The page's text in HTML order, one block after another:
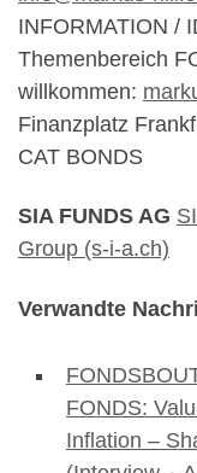
INFORMATION /
Themenbereich
willkommen:
Finanzplatz
CAT BONDS
SIA FUNDS AG
Group (s-i-a.ch)
Verwandte
FONDS:
Inflation –